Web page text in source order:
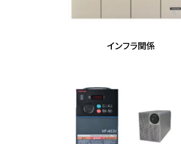
インフラ関係